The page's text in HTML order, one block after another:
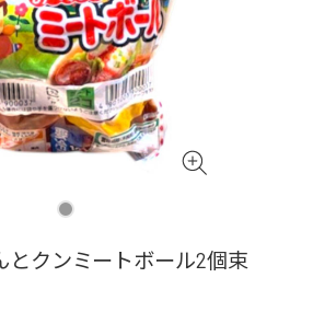
クンミートボール2個束